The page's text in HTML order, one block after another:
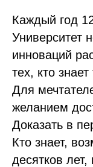
Каждый год
Университет
инноваций
тех, кто
Для
желанием
Доказать в
Кто знает,
десятков